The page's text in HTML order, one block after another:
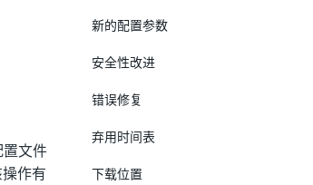
文件
作有
新的配置参数
安全性改进
错误修复
弃用时间表
下载位置